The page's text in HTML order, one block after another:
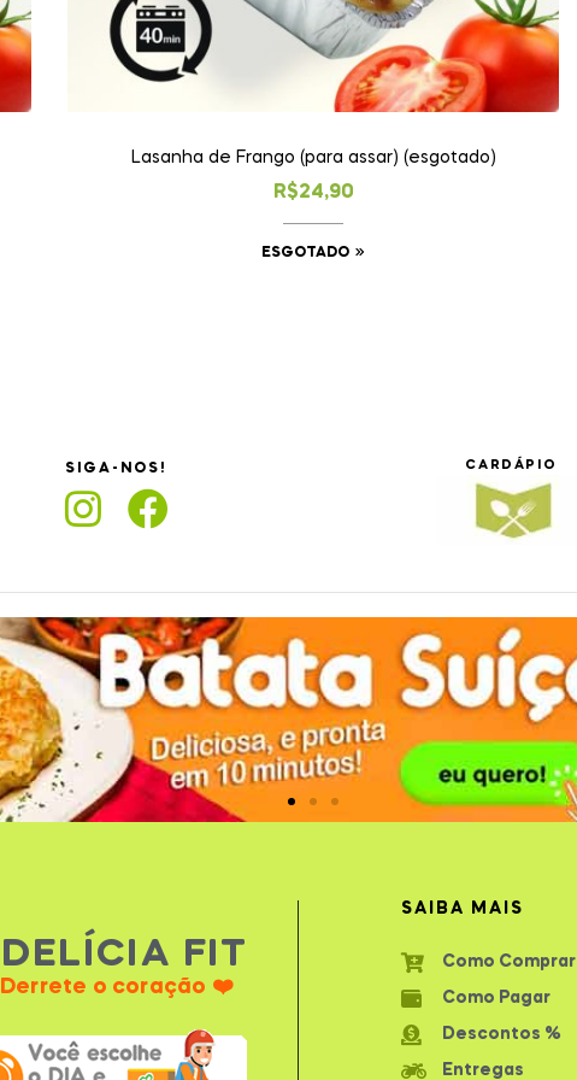
Lasanha de Frango (para assar) (esgotado)
R$24,90
ESGOTADO
SIGA-NOS! CARDÁPIO
DELÍCIA FIT
Derrete o coração ❤️
SAIBA MAIS
Como Comprar
Como Pagar
Descontos %
Entregas